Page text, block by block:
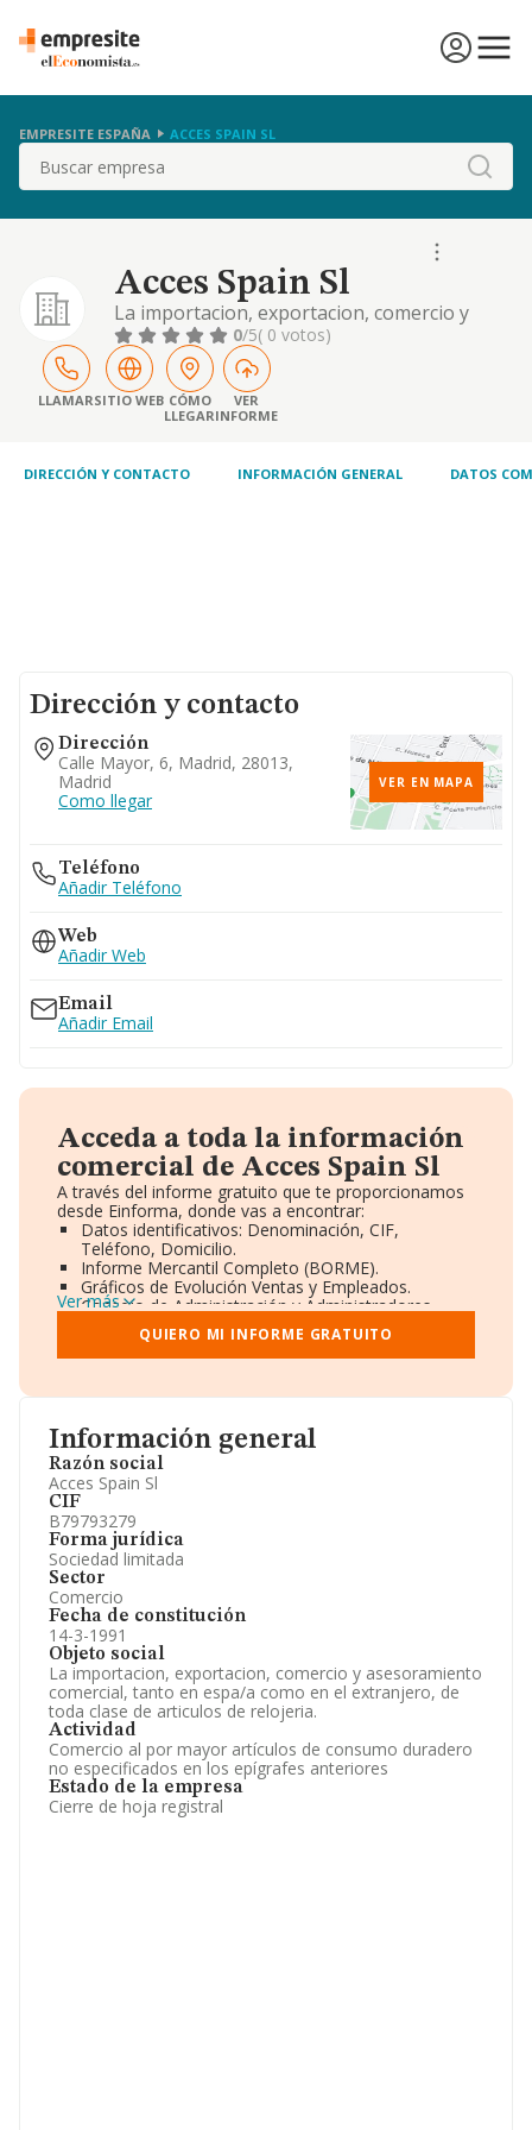
EMPRESITE ESPAÑA ACCES SPAIN SL
Buscar
Acces Spain Sl
La importacion, exportacion, comercio y
asesoramiento comercial, tanto en espa/a
como en el extranjero, de toda clase de
articulos de relojeria.
0/5( 0 votos)
LLAMARSITIO WEB CÓMO
LLEGAR
VER
INFORME
DIRECCIÓN Y CONTACTO INFORMACIÓN GENERAL DATOS
Información general
Razón social
Acces Spain Sl
CIF
B79793279
Forma jurídica
Sociedad limitada
Sector
Comercio
Fecha de constitución
14-3-1991
Objeto social
La importacion, exportacion, comercio y asesoramiento
comercial, tanto en espa/a como en el extranjero, de
toda clase de articulos de relojeria.
Actividad
Comercio al por mayor artículos de consumo duradero
no especificados en los epígrafes anteriores
Estado de la empresa
Cierre de hoja registral
Dirección y contacto
Dirección
Calle Mayor, 6, Madrid, 28013,
Madrid
Como llegar
VER EN MAPA
Teléfono
Añadir Teléfono
Web
Añadir Web
Email
Añadir Email
Acceda a toda la información
comercial de Acces Spain Sl
A través del informe gratuito que te proporcionamos
desde Einforma, donde vas a encontrar:
Datos identificativos: Denominación, CIF,
Teléfono, Domicilio.
Informe Mercantil Completo (BORME).
Gráficos de Evolución Ventas y Empleados.
Consejo de Administración y Administradores.
Directivos y Ejecutivos.
Accionistas.
Participaciones y Vinculaciones en otras empresas.
Información oficial y registral complementaria.
Ver más
QUIERO MI INFORME GRATUITO